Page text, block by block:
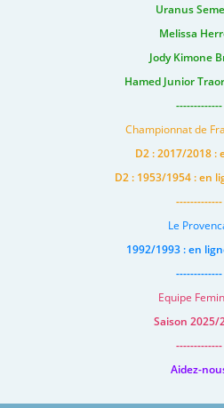
Uranus
Melissa
Jody Kimone
Hamed Junior
-------------
Championnat de
D2 : 2017/2018 :
D2 : 1953/1954 : en
-------------
Le
1992/1993 : en
-------------
Equipe
Saison 2025/
-------------
Aidez-